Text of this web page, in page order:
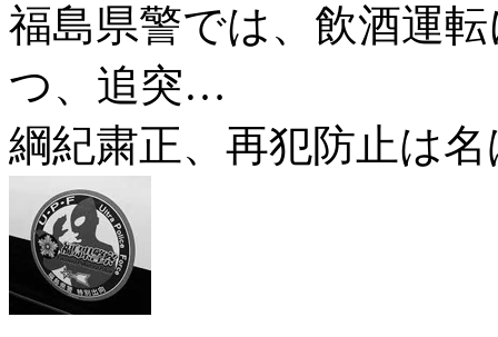
福島県警では、飲酒運
つ、追突…
綱紀粛正、再犯防止は